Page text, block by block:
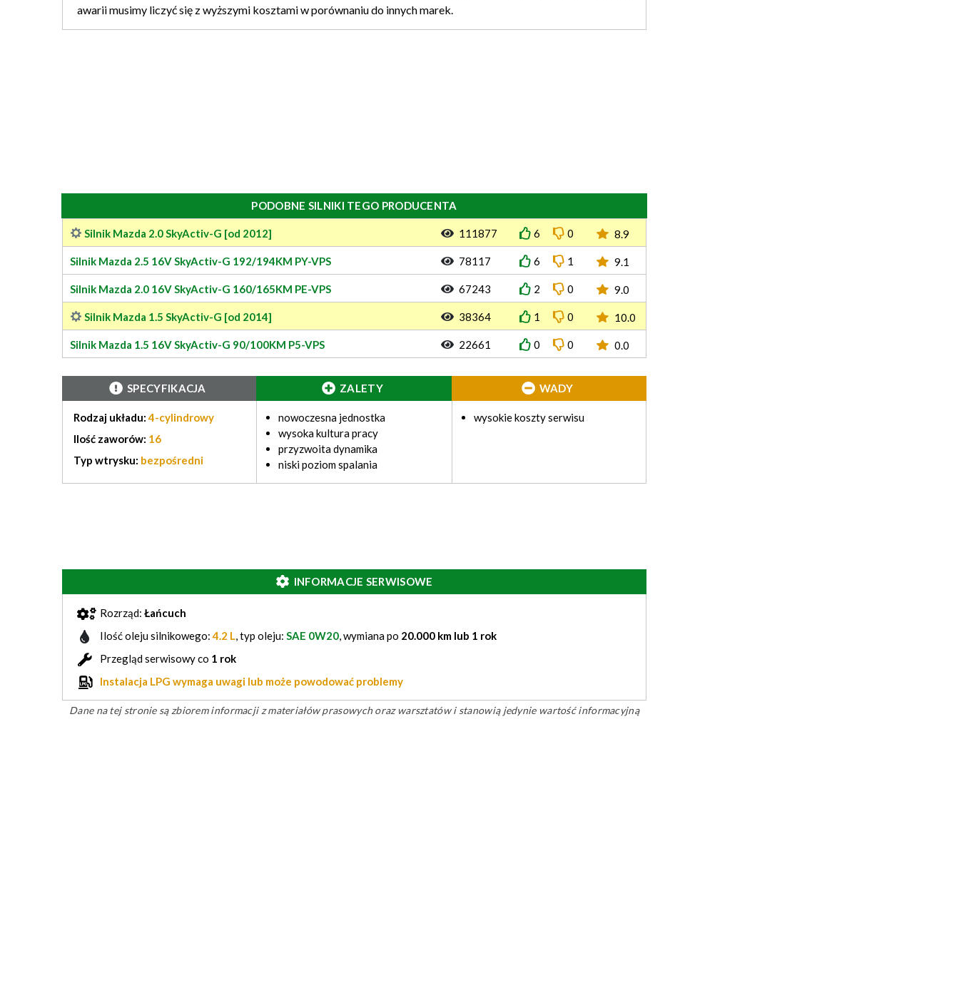
awarii musimy liczyć się z wyższymi kosztami w porównaniu do innych marek.
PODOBNE SILNIKI TEGO PRODUCENTA
Silnik Mazda 2.0 SkyActiv-G [od 2012] 111877 6 0 8.9
Silnik Mazda 2.5 16V SkyActiv-G 192/194KM PY-VPS 78117 6 1 9.1
Silnik Mazda 2.0 16V SkyActiv-G 160/165KM PE-VPS 67243 2 0 9.0
Silnik Mazda 1.5 SkyActiv-G [od 2014] 38364 1 0 10.0
Silnik Mazda 1.5 16V SkyActiv-G 90/100KM P5-VPS 22661 0 0 0.0
SPECYFIKACJA
Rodzaj układu:4-cylindrowy
Ilość zaworów: 16
Typ wtrysku: bezpośredni
ZALETY
nowoczesna jednostka
wysoka kultura pracy
przyzwoita dynamika
niski poziom spalania
WADY
wysokie koszty serwisu
INFORMACJE SERWISOWE
Rozrząd: Łańcuch
Ilość oleju silnikowego:4.2 L, typ oleju: SAE 0W20, wymiana po 20.000 km lub 1 rok
Przegląd serwisowy co 1 rok
Instalacja LPG wymaga uwagi lub może powodować problemy
Dane na tej stronie są zbiorem informacji z materiałów prasowych oraz warsztatów i stanowią jedynie wartość informacyjną